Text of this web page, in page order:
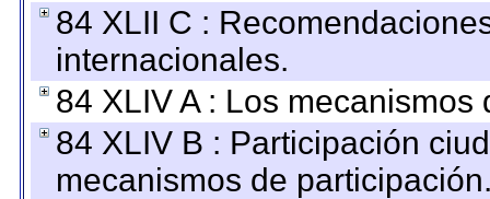
84 XLII C :
internacionales.
84 XLIV A : Los
84 XLIV B : Participación
mecanismos de